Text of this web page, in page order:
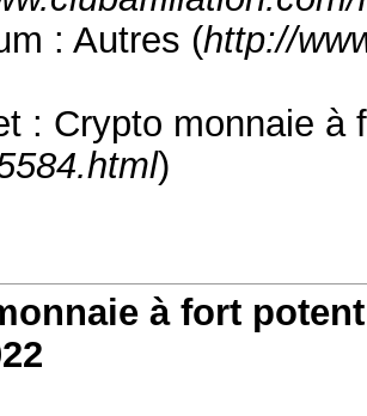
: Autres (http://
: Crypto monnaie à
)
à fort